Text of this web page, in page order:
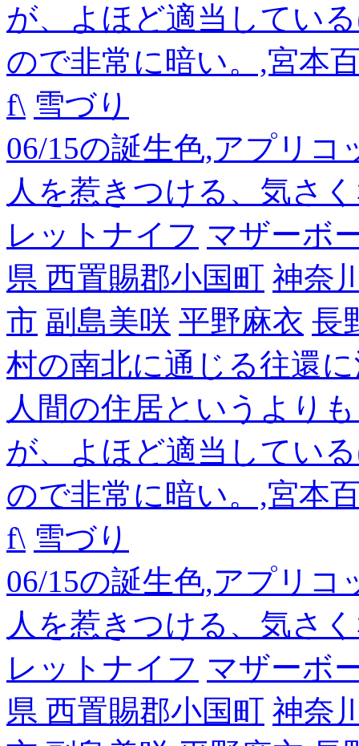
が、よほど適当してい
ので非常に暗い。,宮本
f\ 雪づり
06/15の誕生色,アプリ
人を惹きつける、気さ
レットナイフ マザーボ
県 西置賜郡小国町 神奈
市 副島美咲 平野麻衣 長
村の南北に通じる往還
人間の住居というより
が、よほど適当してい
ので非常に暗い。,宮本
f\ 雪づり
06/15の誕生色,アプリ
人を惹きつける、気さ
レットナイフ マザーボ
県 西置賜郡小国町 神奈